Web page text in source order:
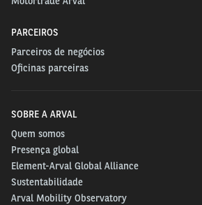
PARCEIROS
Parceiros de negócios
Oficinas parceiras
SOBRE A ARVAL
Quem somos
Presença global
Element-Arval Global Alliance
Sustentabilidade
Arval Mobility Observatory